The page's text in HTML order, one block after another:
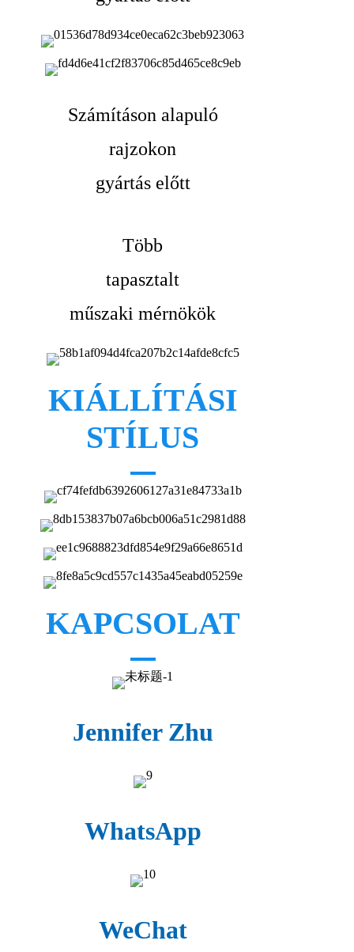
Számításon alapuló
rajzokon
gyártás előtt
Több
tapasztalt
műszaki mérnökök
KIÁLLÍTÁSI
STÍLUS
KAPCSOLAT
Jennifer Zhu
WhatsApp
WeChat